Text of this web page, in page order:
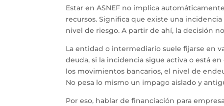
Estar en ASNEF no implica
recursos. Significa que existe una
nivel de riesgo. A partir de ahí, la decisión
La entidad o intermediario suele fijarse en
deuda, si la incidencia sigue activa o está
los movimientos bancarios, el nivel de
No pesa lo mismo un impago aislado y
Por eso, hablar de financiación para